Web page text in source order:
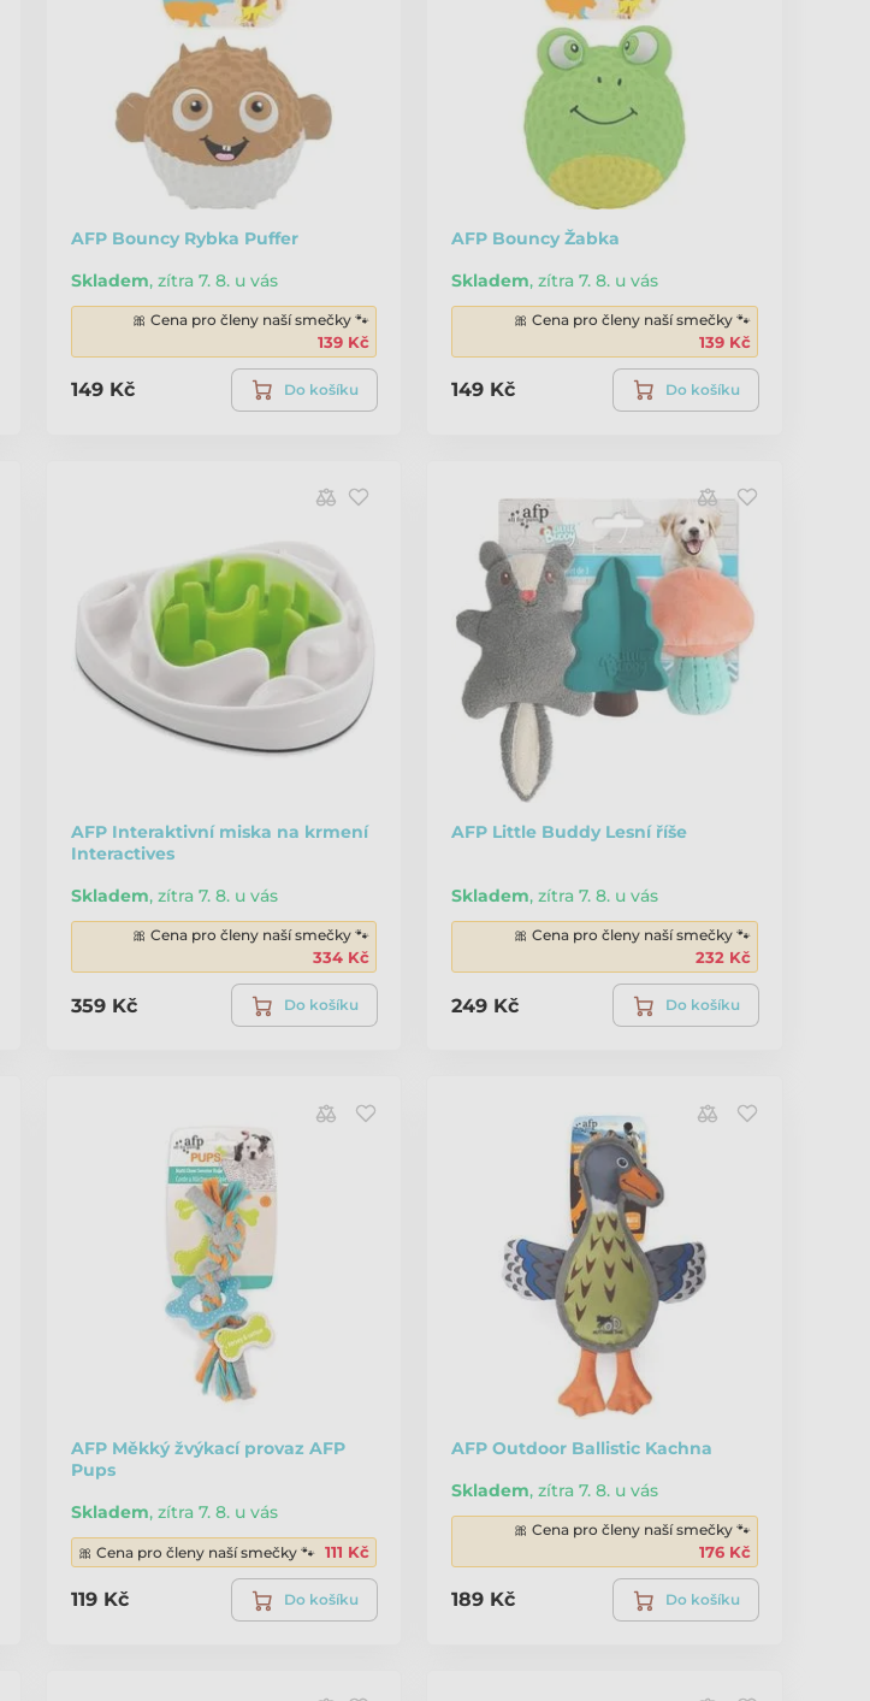
AFP Bouncy Rybka Puffer
Skladem, zítra 7. 8. u vás
🎀 Cena pro členy naší smečky 🐾
139 Kč
149 Kč Do košíku
AFP Bouncy Žabka
Skladem,zítra 7. 8. u vás
🎀 Cena pro členy naší smečky 🐾
139 Kč
149 Kč Do košíku
AFP Interaktivní miska na krmení
Interactives
Skladem, zítra 7. 8. u vás
🎀 Cena pro členy naší smečky 🐾
334 Kč
359 Kč Do košíku
AFP Little Buddy Lesní říše
Skladem,zítra 7. 8. u vás
🎀 Cena pro členy naší smečky 🐾
232 Kč
249 Kč Do košíku
AFP Měkký žvýkací provaz AFP
Pups
Skladem, zítra 7. 8. u vás
🎀 Cena pro členy naší smečky 🐾 111 Kč
119 Kč Do košíku
AFP Outdoor Ballistic Kachna
Skladem,zítra 7. 8. u vás
🎀 Cena pro členy naší smečky 🐾
176 Kč
189 Kč Do košíku